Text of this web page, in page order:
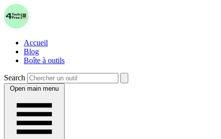
Accueil
Blog
Boîte à outils
Search
Open main menu